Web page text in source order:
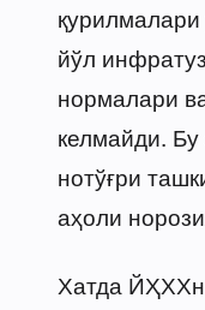
йўл
нормалари
келмайди. Бу
нотўғри
аҳоли
Хатда